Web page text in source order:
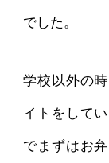
でした。
学校以外の
イトをして
でまずはお